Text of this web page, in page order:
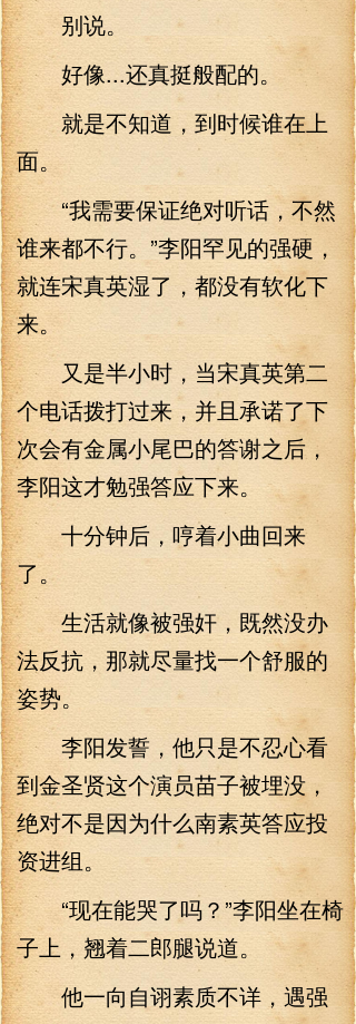
别说。
好像...还真挺般配的。
就是不知道，到时候谁在上
面。
“我需要保证绝对听话，不然
谁来都不行。”李阳罕见的强硬，
就连宋真英湿了，都没有软化下
来。
又是半小时，当宋真英第二
个电话拨打过来，并且承诺了下
次会有金属小尾巴的答谢之后，
李阳这才勉强答应下来。
十分钟后，哼着小曲回来
了。
生活就像被强奸，既然没办
法反抗，那就尽量找一个舒服的
姿势。
李阳发誓，他只是不忍心看
到金圣贤这个演员苗子被埋没，
绝对不是因为什么南素英答应投
资进组。
“现在能哭了吗？”李阳坐在椅
子上，翘着二郎腿说道。
他一向自诩素质不详，遇强